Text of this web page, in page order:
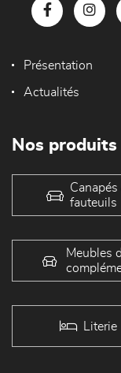
Présentation
Actualités
Nos produits
Canapés
fauteuils
Meubles
Literie